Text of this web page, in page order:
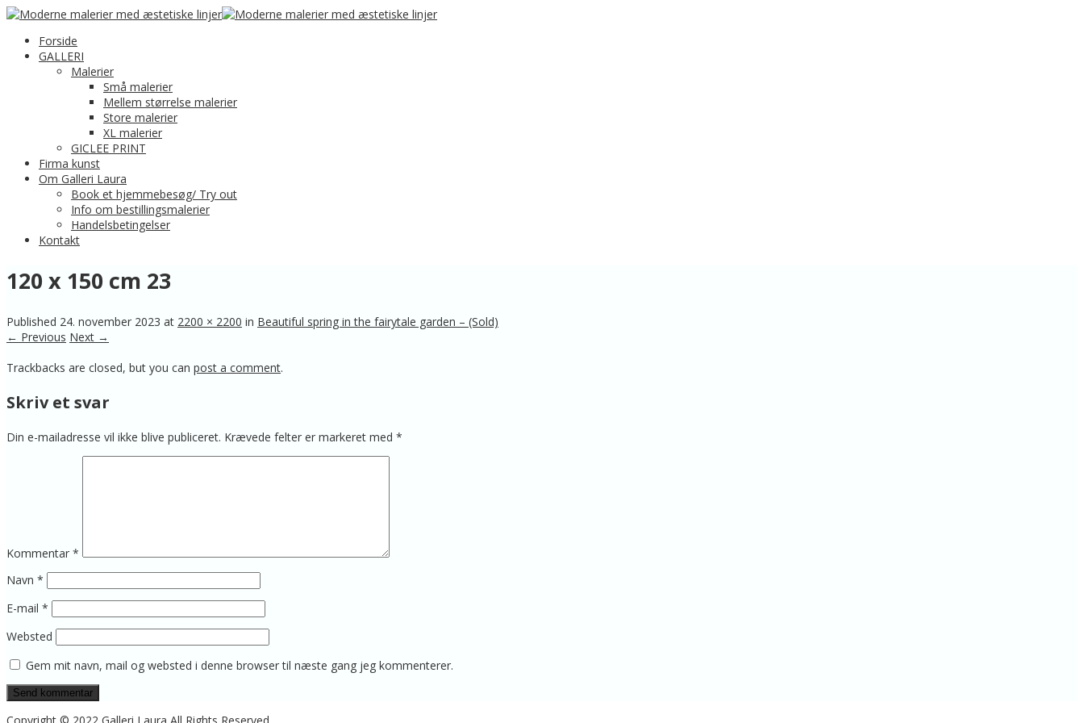
Forside
GALLERI
Malerier
Små malerier
Mellem størrelse malerier
Store malerier
XL malerier
GICLEE PRINT
Firma kunst
Om Galleri Laura
Book et hjemmebesøg/ Try out
Info om bestillingsmalerier
Handelsbetingelser
Kontakt
120 x 150 cm 23
Published 24. november 2023 at 2200 × 2200 in Beautiful spring in the fairytale garden – (Sold)
← Previous Next →
Trackbacks are closed, but you can post a comment.
Skriv et svar
Din e-mailadresse vil ikke blive publiceret. Krævede felter er markeret med *
Kommentar *
Navn *
E-mail *
Websted
Gem mit navn, mail og websted i denne browser til næste gang jeg kommenterer.